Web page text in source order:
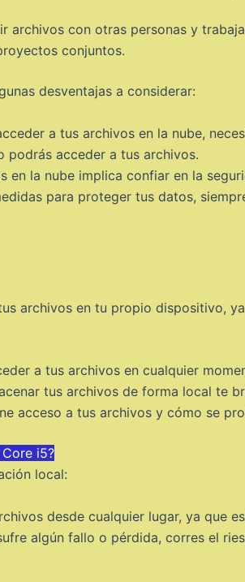
archivos con otras personas y
conjuntos.
desventajas a considerar:
a tus archivos en la nube,
podrás acceder a tus archivos.
en la nube implica confiar en la
para proteger tus datos,
archivos en tu propio dispositivo,
a tus archivos en cualquier
tus archivos de forma local te
acceso a tus archivos y cómo se
i5?
local:
desde cualquier lugar, ya que
algún fallo o pérdida, corres el